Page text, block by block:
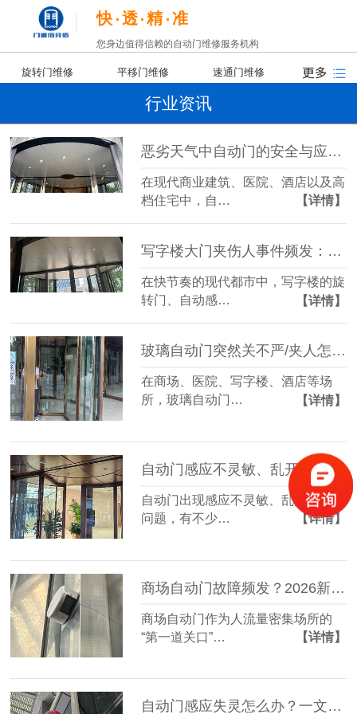
快 透 精 准
您身边值得信赖的自动门维修服务机构
旋转门维修 平移门维修 速通门维修
行业资讯
恶劣天气中自动门的安全与应对策略
在现代商业建筑、医院、酒店以及高
档住宅中，自…
【详情】
写字楼大门夹伤人事件频发：责任归谁？我们又该如何防范？
在快节奏的现代都市中，写字楼的旋
转门、自动感…
【详情】
玻璃自动门突然关不严/夹人怎么办？一文教你锁定核心故障源
在商场、医院、写字楼、酒店等场
所，玻璃自动门…
【详情】
自动门感应不灵敏、乱开乱关？维修师傅不愿透露的3个“零成本”排查法！
自动门出现感应不灵敏、乱开乱关的
问题，有不少…
【详情】
商场自动门故障频发？2026新维修保养指南，省下50%维修费
商场自动门作为人流量密集场所的
“第一道关口”…
【详情】
自动门感应失灵怎么办？一文教你快速排查与修复